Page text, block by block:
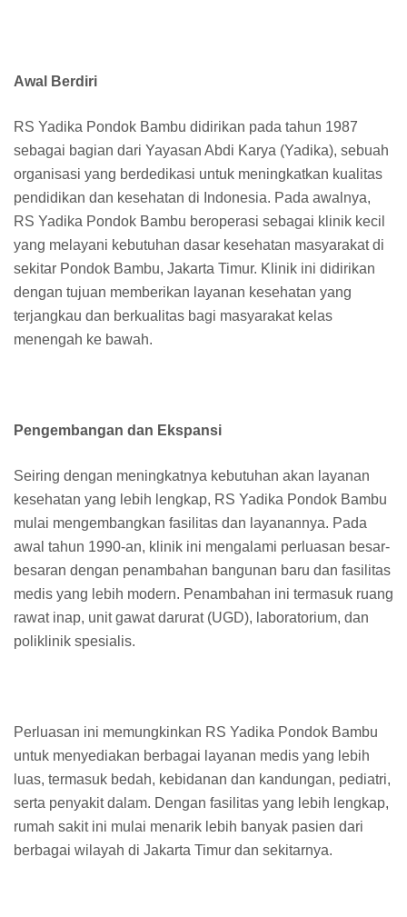
Awal Berdiri
RS Yadika Pondok Bambu didirikan pada tahun 1987
sebagai bagian dari Yayasan Abdi Karya (Yadika), sebuah
organisasi yang berdedikasi untuk meningkatkan kualitas
pendidikan dan kesehatan di Indonesia. Pada awalnya,
RS Yadika Pondok Bambu beroperasi sebagai klinik kecil
yang melayani kebutuhan dasar kesehatan masyarakat di
sekitar Pondok Bambu, Jakarta Timur. Klinik ini didirikan
dengan tujuan memberikan layanan kesehatan yang
terjangkau dan berkualitas bagi masyarakat kelas
menengah ke bawah.
Pengembangan dan Ekspansi
Seiring dengan meningkatnya kebutuhan akan layanan
kesehatan yang lebih lengkap, RS Yadika Pondok Bambu
mulai mengembangkan fasilitas dan layanannya. Pada
awal tahun 1990-an, klinik ini mengalami perluasan besar-
besaran dengan penambahan bangunan baru dan fasilitas
medis yang lebih modern. Penambahan ini termasuk ruang
rawat inap, unit gawat darurat (UGD), laboratorium, dan
poliklinik spesialis.
Perluasan ini memungkinkan RS Yadika Pondok Bambu
untuk menyediakan berbagai layanan medis yang lebih
luas, termasuk bedah, kebidanan dan kandungan, pediatri,
serta penyakit dalam. Dengan fasilitas yang lebih lengkap,
rumah sakit ini mulai menarik lebih banyak pasien dari
berbagai wilayah di Jakarta Timur dan sekitarnya.